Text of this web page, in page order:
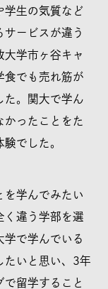
生の気質など
サービスが違う
大学市ヶ谷キャ
食でも売れ筋が
た。関大で学ん
かったことをた
でした。
学んでみたい
く違う学部を選
学で学んでいる
たいと思い、3年
留学すること